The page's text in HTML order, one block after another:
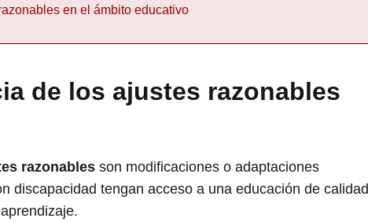
en el ámbito educativo
de los ajustes razonables
razonables son modificaciones o adaptaciones
discapacidad tengan acceso a una educación de calidad